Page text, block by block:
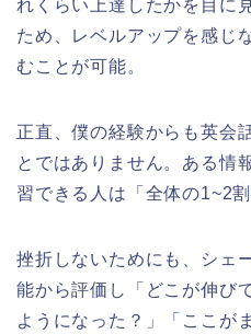
れくらい上達したかを目に
ため、レベルアップを感じ
むことが可能。
正直、僕の経験からも英会
とではありません。ある情
習できる人は「全体の1~2
挫折しないためにも、シェ
能から評価し「どこが伸び
ようになった？」「ここが